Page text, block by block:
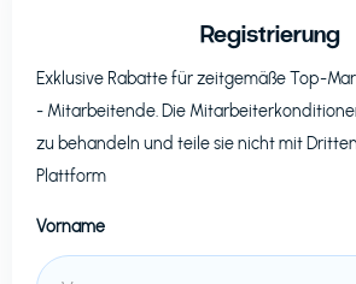
Registrierung
Exklusive Rabatte für zeitgemäße Top-
- Mitarbeitende. Die
zu behandeln und teile sie nicht mit
Plattform
Vorname